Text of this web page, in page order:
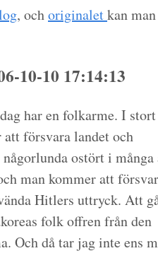
, ochoriginaletkan
10-10 17:14:13
har en folkarme. I
försvara landet och
ostört i många
man kommer att
Hitlers uttryck. Att
folk offren från den
Och då tar jag inte ens